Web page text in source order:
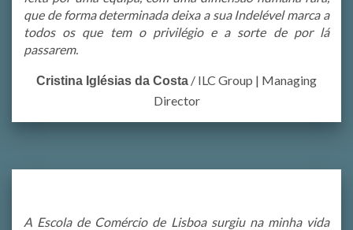
que de forma determinada deixa a sua Indelével marca a
todos os que tem o privilégio e a sorte de por lá
passarem.
Cristina Iglésias da Costa / ILC Group | Managing
Director
A Escola de Comércio de Lisboa surgiu na minha vida